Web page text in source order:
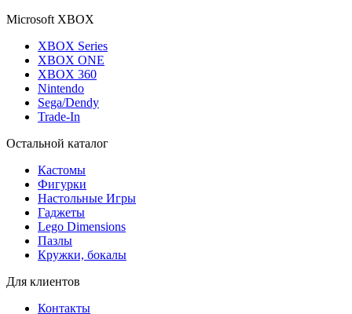
Microsoft XBOX
XBOX Series
XBOX ONE
XBOX 360
Nintendo
Sega/Dendy
Trade-In
Остальной каталог
Кастомы
Фигурки
Настольные Игры
Гаджеты
Lego Dimensions
Пазлы
Кружки, бокалы
Для клиентов
Контакты